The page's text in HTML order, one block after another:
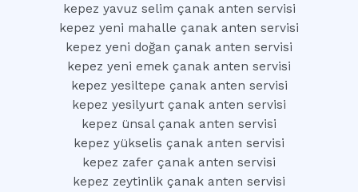
kepez yavuz selim çanak anten servisi
kepez yeni mahalle çanak anten servisi
kepez yeni doğan çanak anten servisi
kepez yeni emek çanak anten servisi
kepez yesiltepe çanak anten servisi
kepez yesilyurt çanak anten servisi
kepez ünsal çanak anten servisi
kepez yükselis çanak anten servisi
kepez zafer çanak anten servisi
kepez zeytinlik çanak anten servisi